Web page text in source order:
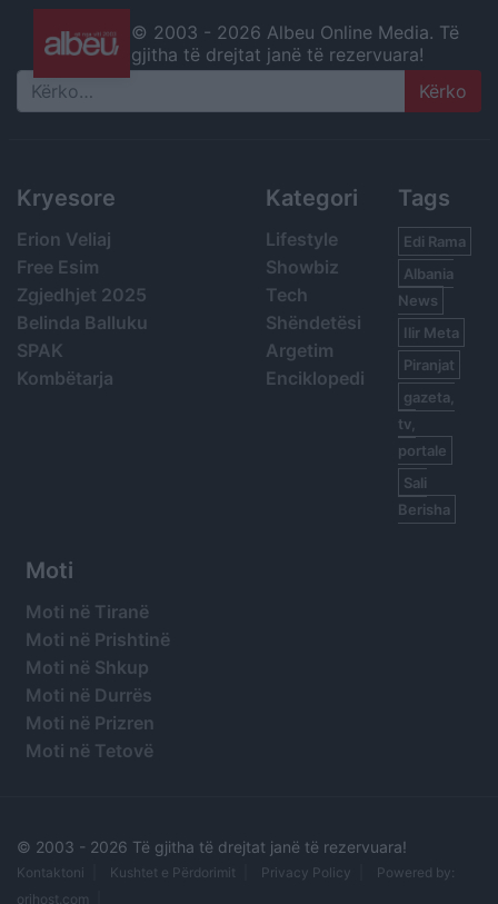
© 2003 - 2026 Albeu Online Media. Të
gjitha të drejtat janë të rezervuara!
Search
Kryesore
Erion Veliaj
Free Esim
Zgjedhjet 2025
Belinda Balluku
SPAK
Kombëtarja
Kategori
Lifestyle
Showbiz
Tech
Shëndetësi
Argetim
Enciklopedi
Tags
Edi Rama
Albania
News
Ilir Meta
Piranjat
gazeta,
tv,
portale
Sali
Berisha
Moti
Moti në Tiranë
Moti në Prishtinë
Moti në Shkup
Moti në Durrës
Moti në Prizren
Moti në Tetovë
© 2003 - 2026 Të gjitha të drejtat janë të rezervuara!
Kontaktoni Kushtet e Përdorimit Privacy Policy
Powered by:
orihost.com